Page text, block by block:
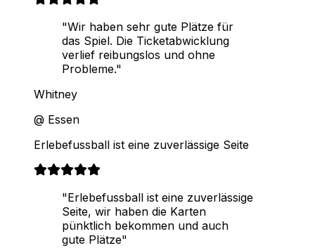
"Wir haben sehr gute Plätze für
das Spiel. Die Ticketabwicklung
verlief reibungslos und ohne
Probleme."
Whitney
@ Essen
Erlebefussball ist eine zuverlässige Seite
"Erlebefussball ist eine zuverlässige
Seite, wir haben die Karten
pünktlich bekommen und auch
gute Plätze"